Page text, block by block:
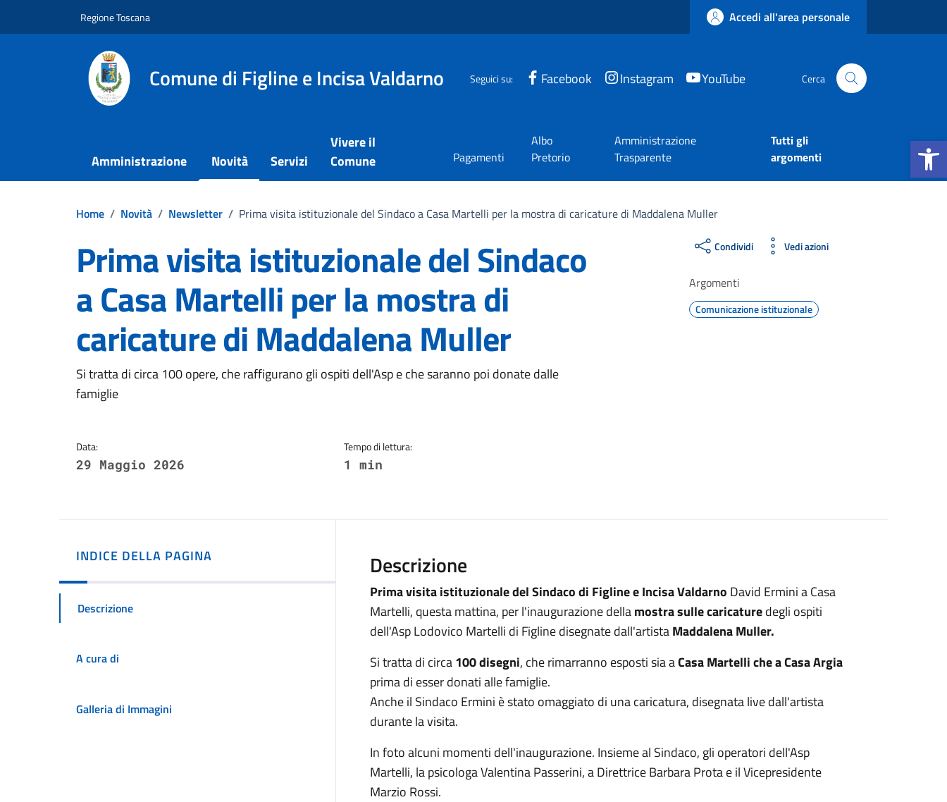
Apri la
Regione Toscana Accedi all'area personale
Comune di Figline e Incisa Valdarno Seguici su: Facebook Instagram YouTube Cerca
Amministrazione Novità Servizi
Vivere il
Comune
Pagamenti
Albo
Pretorio
Amministrazione
Trasparente
Tutti gli
argomenti
Home / Novità / Newsletter / Prima visita istituzionale del Sindaco a Casa Martelli per la mostra di caricature di Maddalena Muller
Prima visita istituzionale del Sindaco
a Casa Martelli per la mostra di
caricature di Maddalena Muller
Dettagli della notizia
Si tratta di circa 100 opere, che raffigurano gli ospiti dell'Asp e che saranno poi donate dalle
famiglie
Data:
29 Maggio 2026
Tempo di lettura:
1 min
Condividi Vedi azioni
Argomenti
Comunicazione istituzionale
INDICE DELLA PAGINA
Descrizione
A cura di
Galleria di Immagini
Descrizione
Prima visita istituzionale del Sindaco di Figline e Incisa Valdarno David Ermini a Casa
Martelli, questa mattina, per l'inaugurazione dellamostra sulle caricaturedegli ospiti
dell'Asp Lodovico Martelli di Figline disegnate dall'artistaMaddalena Muller.
Si tratta di circa100 disegni, che rimarranno esposti sia aCasa Martelli che a Casa Argia
prima di esser donati alle famiglie.
Anche il Sindaco Ermini è stato omaggiato di una caricatura, disegnata live dall'artista
durante la visita.
In foto alcuni momenti dell'inaugurazione. Insieme al Sindaco, gli operatori dell'Asp
Martelli, la psicologa Valentina Passerini, a Direttrice Barbara Prota e il Vicepresidente
Marzio Rossi.